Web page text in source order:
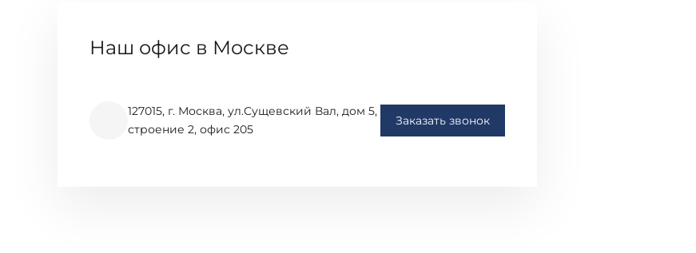
Наш офис в Москве
127015, г. Москва, ул.Сущевский Вал, дом 5,
строение 2, офис 205
Заказать звонок